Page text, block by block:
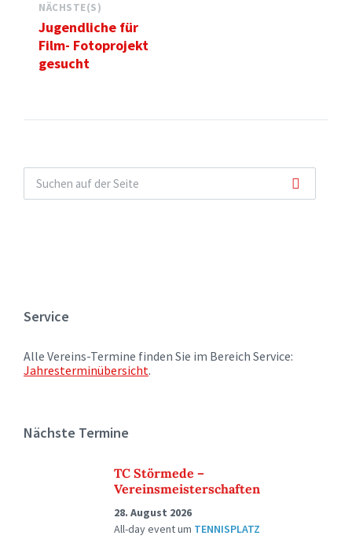
NÄCHSTE(S)
Jugendliche für
Film- Fotoprojekt
gesucht
Service
Alle Vereins-Termine finden Sie im Bereich Service:
Jahresterminübersicht.
Nächste Termine
TC Störmede –
Vereinsmeisterschaften
28. August 2026
All-day eventum TENNISPLATZ